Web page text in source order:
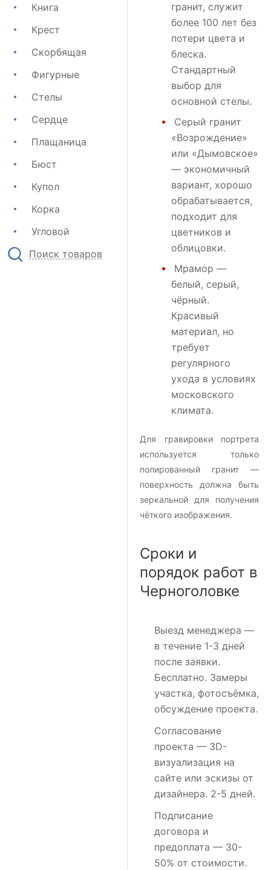
Книга
Крест
Скорбящая
Фигурные
Стелы
Сердце
Плащаница
Бюст
Купол
Корка
Угловой
Поиск товаров
гранит, служит
более 100 лет без
потери цвета и
блеска.
Стандартный
выбор для
основной стелы.
Серый гранит
«Возрождение»
или «Дымовское»
— экономичный
вариант, хорошо
обрабатывается,
подходит для
цветников и
облицовки.
Мрамор —
белый, серый,
чёрный.
Красивый
материал, но
требует
регулярного
ухода в условиях
московского
климата.
Для гравировки портрета
используется только
полированный гранит —
поверхность должна быть
зеркальной для получения
чёткого изображения.
Сроки и
порядок работ в
Черноголовке
Выезд менеджера —
в течение 1-3 дней
после заявки.
Бесплатно. Замеры
участка, фотосъёмка,
обсуждение проекта.
Согласование
проекта — 3D-
визуализация на
сайте или эскизы от
дизайнера. 2-5 дней.
Подписание
договора и
предоплата — 30-
50% от стоимости.